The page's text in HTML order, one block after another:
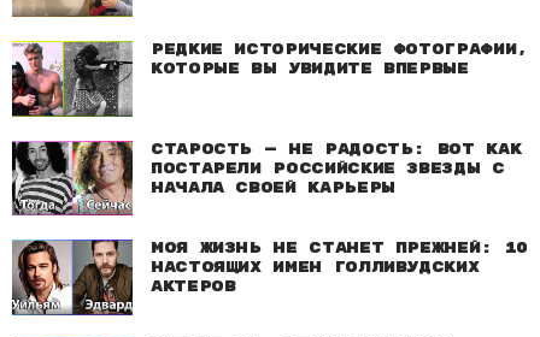
Редкие исторические фотографии,
которые вы увидите впервые
Старость — не радость: Вот как
постарели российские звезды с
начала своей карьеры
Моя жизнь не станет прежней: 10
настоящих имен голливудских
актеров